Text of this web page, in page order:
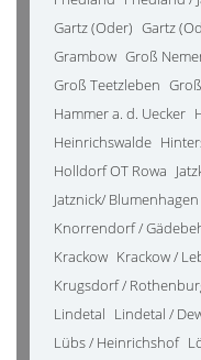
Gartz (Oder) Gartz
Grambow Groß
Groß Teetzleben
Hammer a. d. Uecker
Heinrichswalde
Holldorf OT Rowa
Jatznick/ Blumenhagen
Knorrendorf /
Krackow Krackow /
Krugsdorf /
Lindetal Lindetal /
Lübs / Heinrichshof